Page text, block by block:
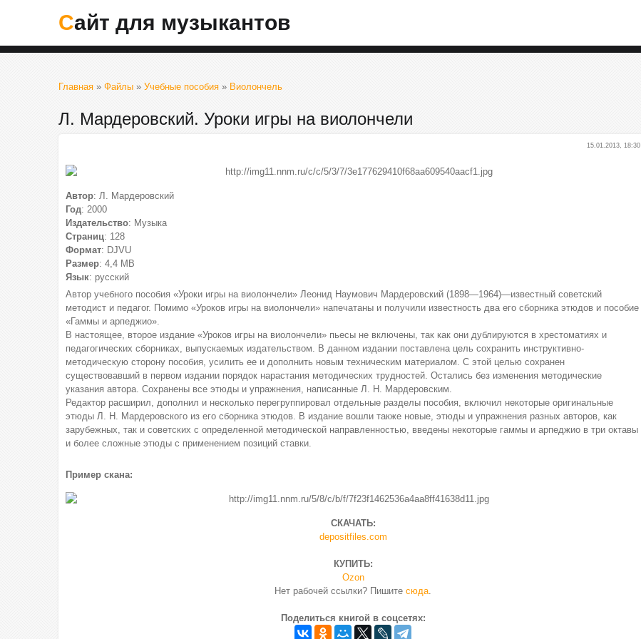
Сайт для музыкантов
Главная » Файлы » Учебные пособия » Виолончель
Л. Мардеровский. Уроки игры на виолончели
15.01.2013, 18:30
Автор: Л. Мардеровский
Год: 2000
Издательство: Музыка
Страниц: 128
Формат: DJVU
Размер: 4,4 МВ
Язык: русский
Автор учебного пособия «Уроки игры на виолончели» Леонид Наумович Мардеровский (1898—1964)—известный советский
методист и педагог. Помимо «Уроков игры на виолончели» напечатаны и получили известность два его сборника этюдов и пособие
«Гаммы и арпеджио».
В настоящее, второе издание «Уроков игры на виолончели» пьесы не включены, так как они дублируются в хрестоматиях и
педагогических сборниках, выпускаемых издательством. В данном издании поставлена цель сохранить инструктивно-
методическую сторону пособия, усилить ее и дополнить новым техническим материалом. С этой целью сохранен
существовавший в первом издании порядок нарастания методических трудностей. Остались без изменения методические
указания автора. Сохранены все этюды и упражнения, написанные Л. Н. Мардеровским.
Редактор расширил, дополнил и несколько перегруппировал отдельные разделы пособия, включил некоторые оригинальные
этюды Л. Н. Мардеровского из его сборника этюдов. В издание вошли также новые, этюды и упражнения разных авторов, как
зарубежных, так и советских с определенной методической направленностью, введены некоторые гаммы и арпеджио в три октавы
и более сложные этюды с применением позиций ставки.
Пример скана:
СКАЧАТЬ:
depositfiles.com
КУПИТЬ:
Ozon
Нет рабочей ссылки? Пишите сюда.
Поделиться книгой в соцсетях: